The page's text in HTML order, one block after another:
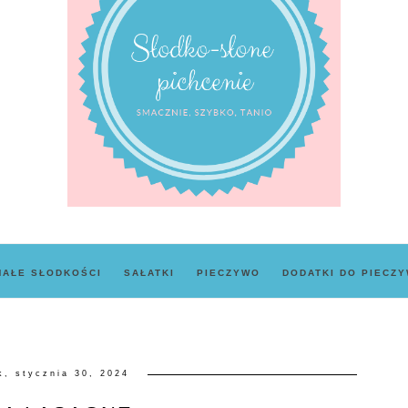
SŁODKOŚCI SAŁATKI PIECZYWO DODATKI DO
stycznia 30, 2024